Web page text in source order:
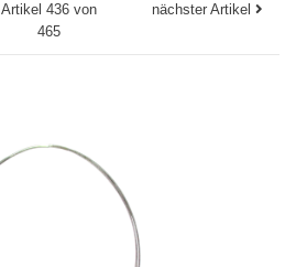
Artikel 436 von
465
nächster Artikel